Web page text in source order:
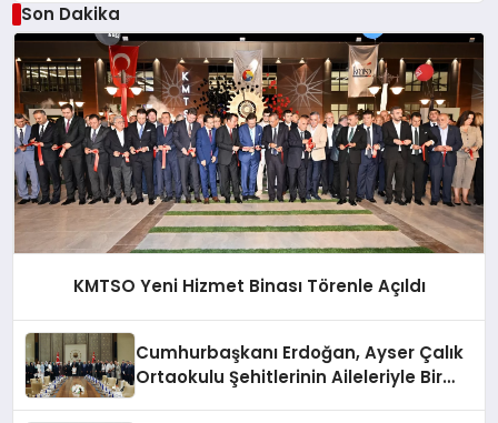
Son Dakika
KMTSO Yeni Hizmet Binası Törenle Açıldı
Cumhurbaşkanı Erdoğan, Ayser Çalık
Ortaokulu Şehitlerinin Aileleriyle Bir